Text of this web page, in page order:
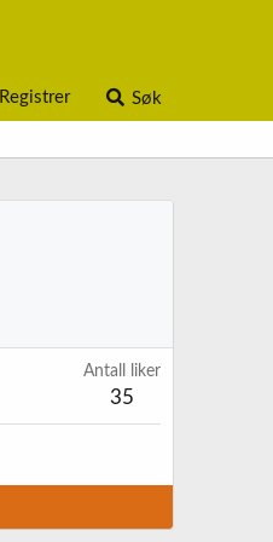
Registrer Søk
Antall liker
35